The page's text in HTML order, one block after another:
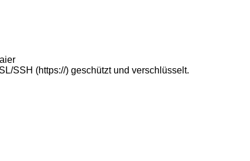
SSH (https://) geschützt und verschlüsselt.